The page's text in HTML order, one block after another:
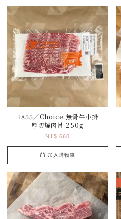
1855／Choice 無骨牛小排
厚切燒肉片 250g
NT$ 660
加入購物車